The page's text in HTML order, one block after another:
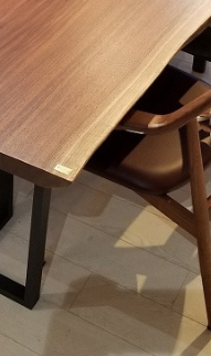
WEBカタログ